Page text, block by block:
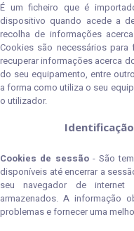
É um ficheiro que é
dispositivo quando acede a
recolha de informações
Cookies são necessários
recuperar informações acerca
do seu equipamento, entre
a forma como utiliza o seu
o utilizador.
Cookies de sessão- São
disponíveis até encerrar a
seu navegador de
armazenados. A informação
problemas e fornecer uma